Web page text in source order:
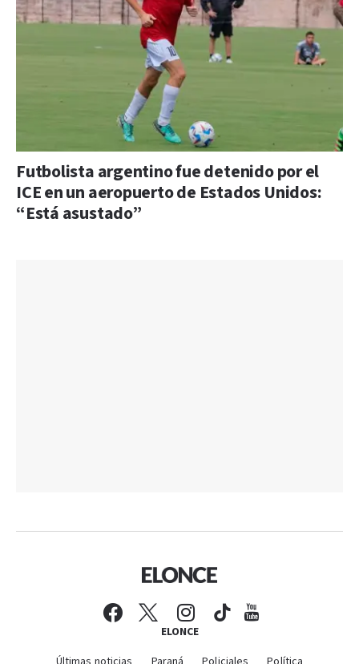
Futbolista argentino fue detenido por el
ICE en un aeropuerto de Estados Unidos:
“Está asustado”
ELONCE